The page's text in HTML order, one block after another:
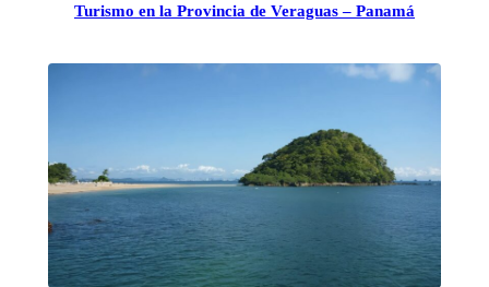
Turismo en la Provincia de Veraguas – Panamá